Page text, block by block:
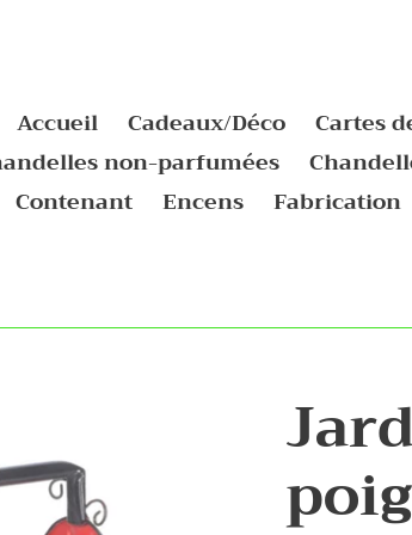
Accueil
Cadeaux/Déco
Cartes
non-parfumées
Contenant
Encens Fabrication